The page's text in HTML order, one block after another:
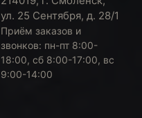
ул. 25 Сентября, д. 28/1
Приём заказов и
звонков: пн-пт 8:00-
18:00, сб 8:00-17:00, вс
9:00-14:00